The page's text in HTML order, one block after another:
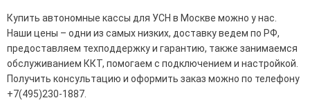
Купить автономные кассы для УСН в Москве можно у нас.
Наши цены – одни из самых низких, доставку ведем по РФ,
предоставляем техподдержку и гарантию, также занимаемся
обслуживанием ККТ, помогаем с подключением и настройкой.
Получить консультацию и оформить заказ можно по телефону
+7(495)230-1887.